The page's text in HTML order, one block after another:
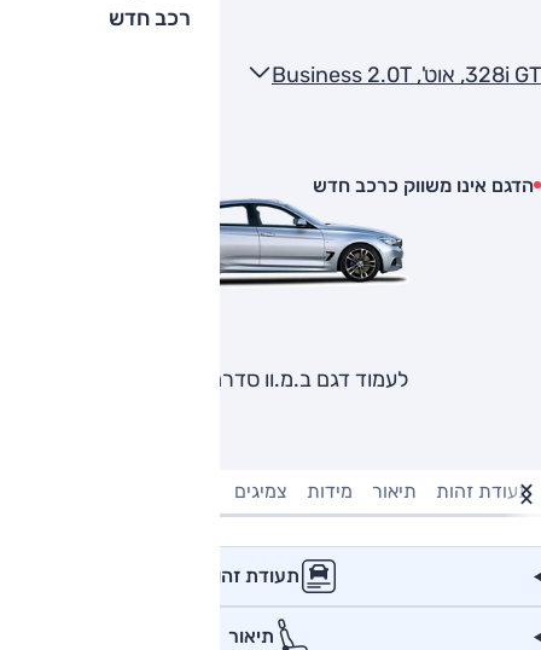
רכב חדש
328i GT, אוט', Business 2.0T
הדגם אינו משווק כרכב חדש
לעמוד דגם ב.מ.וו סדרה 3 GT
תעודת זהות תיאור מידות צמיגים
תעודת זהות
תיאור